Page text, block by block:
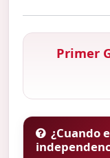
Primer
¿Cuando